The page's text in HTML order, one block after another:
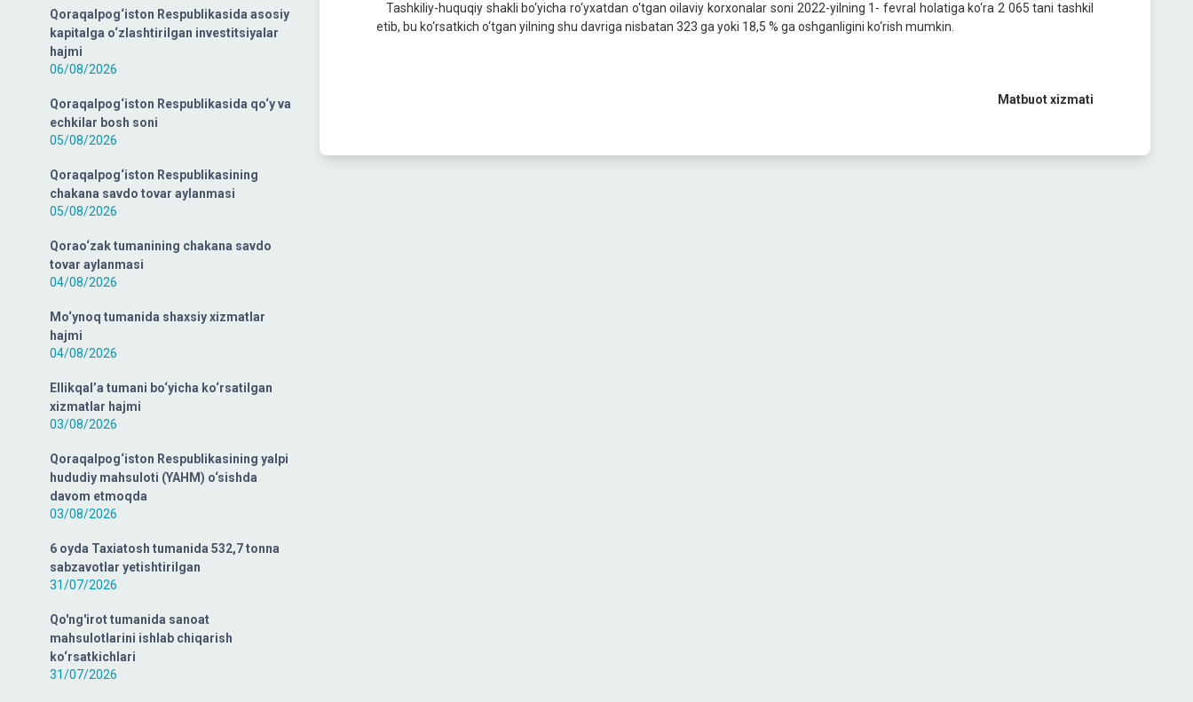
Qoraqalpog‘iston Respublikasida asosiy
kapitalga o‘zlashtirilgan investitsiyalar
hajmi
06/08/2026
Qoraqalpog‘iston Respublikasida qo‘y va
echkilar bosh soni
05/08/2026
Qoraqalpog‘iston Respublikasining
chakana savdo tovar aylanmasi
05/08/2026
Qorao‘zak tumanining chakana savdo
tovar aylanmasi
04/08/2026
Mo‘ynoq tumanida shaxsiy xizmatlar
hajmi
04/08/2026
Ellikqal’a tumani bo‘yicha ko‘rsatilgan
xizmatlar hajmi
03/08/2026
Qoraqalpog‘iston Respublikasining yalpi
hududiy mahsuloti (YAHM) o‘sishda
davom etmoqda
03/08/2026
6 oyda Taxiatosh tumanida 532,7 tonna
sabzavotlar yetishtirilgan
31/07/2026
Qo'ng'irot tumanida sanoat
mahsulotlarini ishlab chiqarish
ko‘rsatkichlari
31/07/2026
Tashkiliy-huquqiy shakli bo‘yicha ro‘yxatdan o‘tgan oilaviy korxonalar soni 2022-yilning 1- fevral holatiga ko‘ra 2 065 tani tashkil
etib, bu ko‘rsatkich o‘tgan yilning shu davriga nisbatan 323 ga yoki 18,5 % ga oshganligini ko‘rish mumkin.
Matbuot xizmati